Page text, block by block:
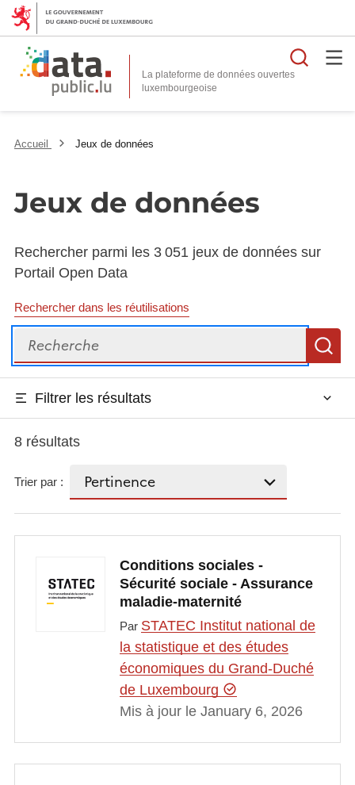
La plateforme de données ouvertes
Accueil Jeux de données
Jeux de données
Rechercher parmi les 3 051 jeux de données sur
Portail Open Data
Rechercher dans les réutilisations
Recherche
Filtrer les résultats
8 résultats
Trier par :
Conditions sociales -
Sécurité sociale - Assurance
maladie-maternité
Par STATEC Institut national de
la statistique et des études
économiques du Grand-Duché
de Luxembourg
Mis à jour le January 6, 2026